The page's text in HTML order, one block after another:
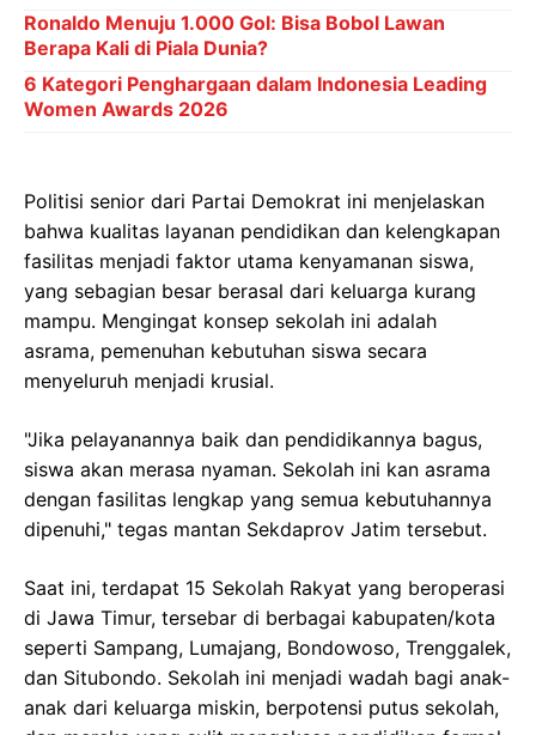
Ronaldo Menuju 1.000 Gol: Bisa Bobol Lawan
Berapa Kali di Piala Dunia?
6 Kategori Penghargaan dalam Indonesia Leading
Women Awards 2026
Politisi senior dari Partai Demokrat ini menjelaskan
bahwa kualitas layanan pendidikan dan kelengkapan
fasilitas menjadi faktor utama kenyamanan siswa,
yang sebagian besar berasal dari keluarga kurang
mampu. Mengingat konsep sekolah ini adalah
asrama, pemenuhan kebutuhan siswa secara
menyeluruh menjadi krusial.
"Jika pelayanannya baik dan pendidikannya bagus,
siswa akan merasa nyaman. Sekolah ini kan asrama
dengan fasilitas lengkap yang semua kebutuhannya
dipenuhi," tegas mantan Sekdaprov Jatim tersebut.
Saat ini, terdapat 15 Sekolah Rakyat yang beroperasi
di Jawa Timur, tersebar di berbagai kabupaten/kota
seperti Sampang, Lumajang, Bondowoso, Trenggalek,
dan Situbondo. Sekolah ini menjadi wadah bagi anak-
anak dari keluarga miskin, berpotensi putus sekolah,